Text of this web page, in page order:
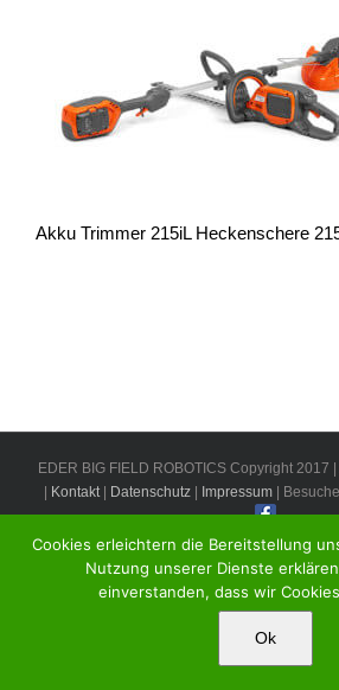
Akku Trimmer 215iL Heckenschere
EDER BIG FIELD ROBOTICS Copyright 2017
Kontakt| Datenschutz Impressum |
Cookies erleichtern die Bereitstellung
Nutzung unserer Dienste
einverstanden, dass wir
Ok